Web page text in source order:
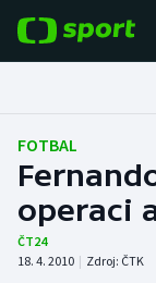
Fotbal
Hokej
Tenis
FOTBAL
operaci
ČT24
18. 4. 2010 | Zdroj: ČTK